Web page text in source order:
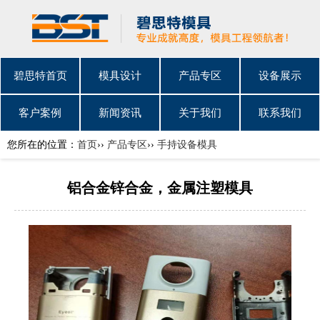
碧思特首页 模具设计 产品专区 设备展示
客户案例 新闻资讯 关于我们 联系我们
您所在的位置： 首页›› 产品专区 ›› 手持设备模具
铝合金锌合金，金属注塑模具